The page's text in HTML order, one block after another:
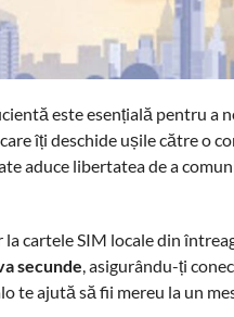
este esențială pentru a
îți deschide ușile către o
aduce libertatea de a
cartele SIM locale din
secunde, asigurându-ți
te ajută să fii mereu la un